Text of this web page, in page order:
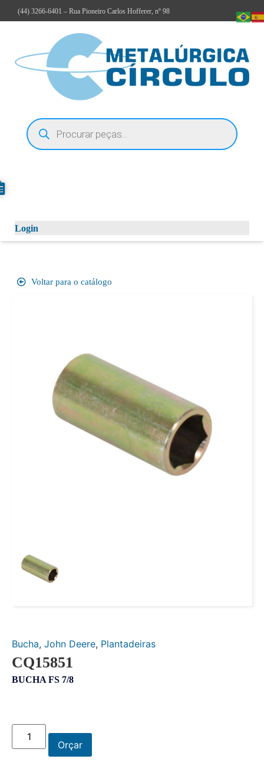
(44) 3266-6401 – Rua Pioneiro Carlos Hofferer, nº 98
Login
Voltar para o catálogo
Bucha, John Deere, Plantadeiras
CQ15851
BUCHA FS 7/8
Orçar